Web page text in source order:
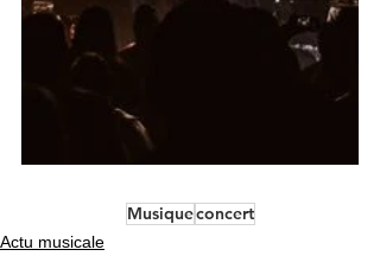
Musiqueconcert
Actu musicale